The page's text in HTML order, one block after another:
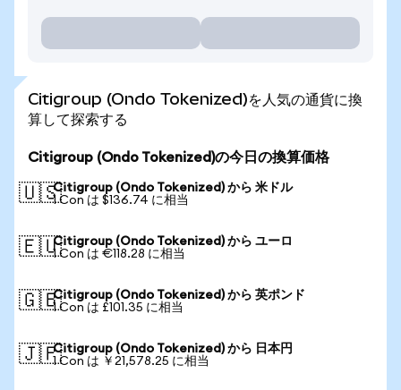
Citigroup (Ondo Tokenized)を人気の通貨に換
算して探索する
Citigroup (Ondo Tokenized)の今日の換算価格
🇺🇸Citigroup (Ondo Tokenized) から 米ドル
1 Con は $136.74 に相当
🇪🇺Citigroup (Ondo Tokenized) から ユーロ
1 Con は €118.28 に相当
🇬🇧Citigroup (Ondo Tokenized) から 英ポンド
1 Con は £101.35 に相当
🇯🇵Citigroup (Ondo Tokenized) から 日本円
1 Con は ￥21,578.25 に相当